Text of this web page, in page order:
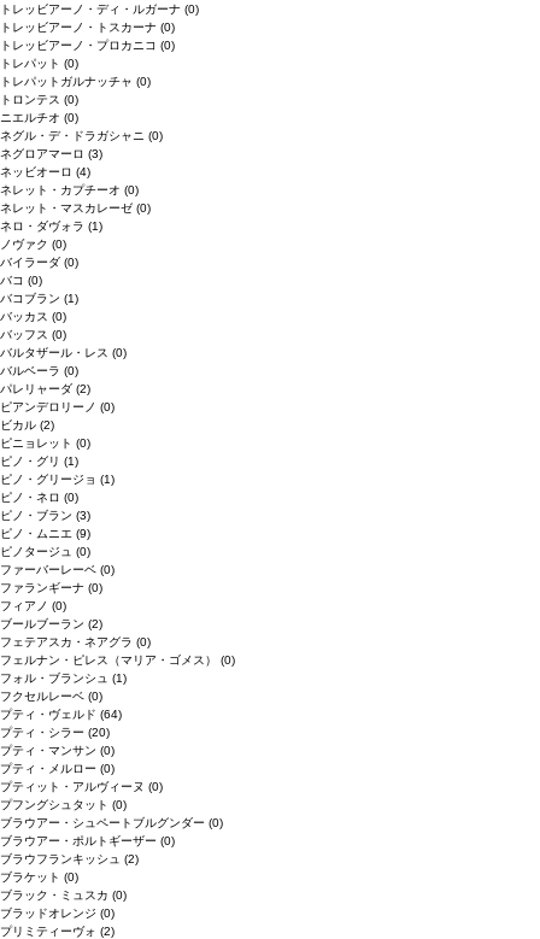
トレッビアーノ・ディ・ルガーナ (0)
トレッビアーノ・トスカーナ (0)
トレッビアーノ・プロカニコ (0)
トレパット (0)
トレパットガルナッチャ (0)
トロンテス (0)
ニエルチオ (0)
ネグル・デ・ドラガシャニ (0)
ネグロアマーロ (3)
ネッビオーロ (4)
ネレット・カプチーオ (0)
ネレット・マスカレーゼ (0)
ネロ・ダヴォラ (1)
ノヴァク (0)
バイラーダ (0)
バコ (0)
バコブラン (1)
バッカス (0)
バッフス (0)
バルタザール・レス (0)
バルベーラ (0)
パレリャーダ (2)
ピアンデロリーノ (0)
ビカル (2)
ピニョレット (0)
ピノ・グリ (1)
ピノ・グリージョ (1)
ピノ・ネロ (0)
ピノ・ブラン (3)
ピノ・ムニエ (9)
ピノタージュ (0)
ファーバーレーベ (0)
ファランギーナ (0)
フィアノ (0)
ブールブーラン (2)
フェテアスカ・ネアグラ (0)
フェルナン・ピレス（マリア・ゴメス） (0)
フォル・ブランシュ (1)
フクセルレーベ (0)
プティ・ヴェルド (64)
プティ・シラー (20)
プティ・マンサン (0)
プティ・メルロー (0)
プティット・アルヴィーヌ (0)
プフングシュタット (0)
ブラウアー・シュペートブルグンダー (0)
ブラウアー・ポルトギーザー (0)
ブラウフランキッシュ (2)
ブラケット (0)
ブラック・ミュスカ (0)
ブラッドオレンジ (0)
プリミティーヴォ (2)